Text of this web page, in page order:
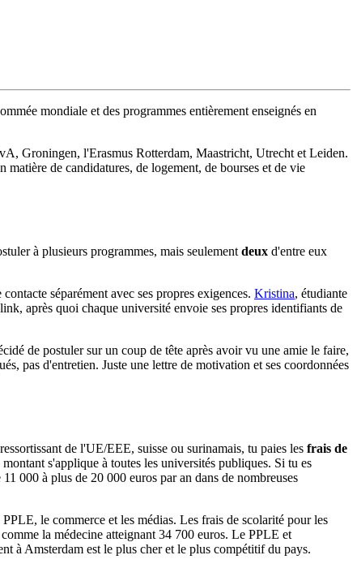
mondiale et des programmes entièrement enseignés en
Groningen, l'Erasmus Rotterdam, Maastricht, Utrecht et Leiden.
de candidatures, de logement, de bourses et de vie
à plusieurs programmes, mais seulement deux d'entre eux
séparément avec ses propres exigences. Kristina, étudiante
après quoi chaque université envoie ses propres identifiants de
de postuler sur un coup de tête après avoir vu une amie le faire,
pas d'entretien. Juste une lettre de motivation et ses coordonnées
de l'UE/EEE, suisse ou surinamais, tu paies les frais de
s'applique à toutes les universités publiques. Si tu es
000 à plus de 20 000 euros par an dans de nombreuses
le commerce et les médias. Les frais de scolarité pour les
la médecine atteignant 34 700 euros. Le PPLE et
à Amsterdam est le plus cher et le plus compétitif du pays.